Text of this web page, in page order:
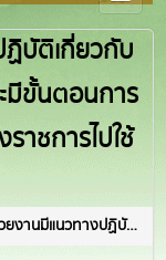
บัติเกี่ยวกับ
มีขั้นตอนการ
ชการไปใช้
ชการ และมีขั้นตอนการขออนุญาต เพื่อยืมทรัพย์สินของราชการไปใช้ปฏิบัติในหน่วยงานที่ถูกต้อง